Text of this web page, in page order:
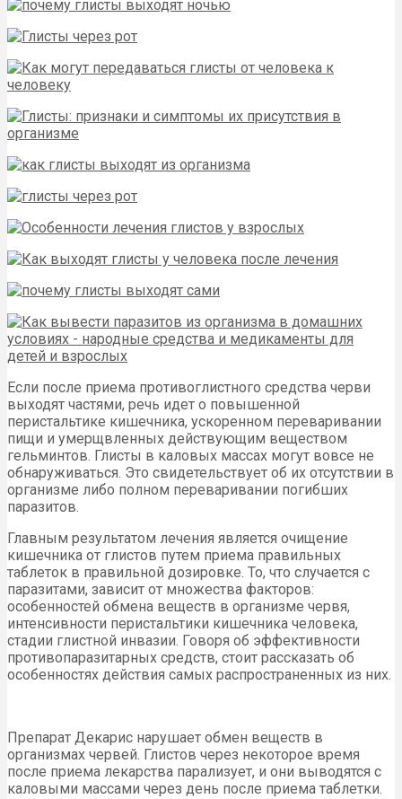
Если после приема противоглистного средства черви
выходят частями, речь идет о повышенной
перистальтике кишечника, ускоренном переваривании
пищи и умерщвленных действующим веществом
гельминтов. Глисты в каловых массах могут вовсе не
обнаруживаться. Это свидетельствует об их отсутствии в
организме либо полном переваривании погибших
паразитов.
Главным результатом лечения является очищение
кишечника от глистов путем приема правильных
таблеток в правильной дозировке. То, что случается с
паразитами, зависит от множества факторов:
особенностей обмена веществ в организме червя,
интенсивности перистальтики кишечника человека,
стадии глистной инвазии. Говоря об эффективности
противопаразитарных средств, стоит рассказать об
особенностях действия самых распространенных из них.
Препарат Декарис нарушает обмен веществ в
организмах червей. Глистов через некоторое время
после приема лекарства парализует, и они выводятся с
каловыми массами через день после приема таблетки.